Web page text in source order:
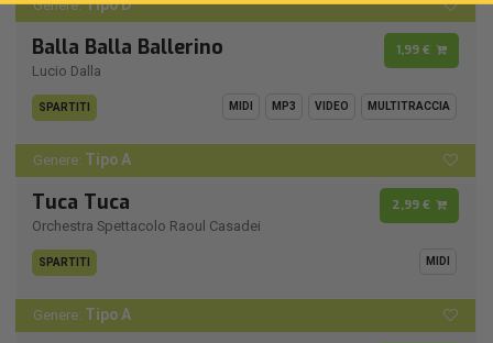
Genere:Tipo D
Balla Balla Ballerino
Lucio Dalla
1,99 €
SPARTITI MIDI MP3 VIDEO MULTITRACCIA
Genere: Tipo A
Tuca Tuca
Orchestra Spettacolo Raoul Casadei
2,99 €
SPARTITI MIDI
Genere: Tipo A